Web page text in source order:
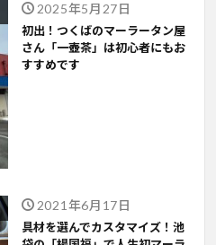
2025年5月27日
初出！つくばのマーラータン屋
さん「一壺茶」は初心者にもお
すすめです
2021年6月17日
具材を選んでカスタマイズ！池